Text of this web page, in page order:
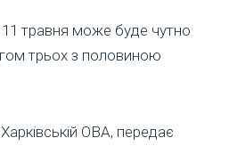
11 травня може буде чутно
трьох з половиною
ОВА, передає